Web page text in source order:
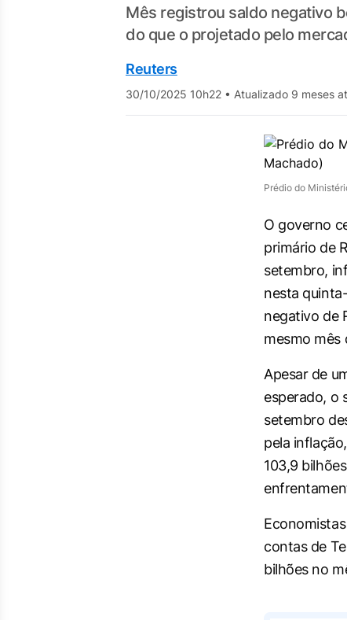
Mês registrou saldo negativo
do que o projetado pelo
Reuters
30/10/2025 10h22 • Atualizado 9 meses
Prédio do
O governo
primário de
setembro,
nesta
negativo de
mesmo mês
Apesar de
esperado, o
setembro
pela
103,9
contas de
bilhões no